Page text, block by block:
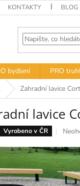
KONTAKTY BLOG
bydlení PRO
Zahradní lavice
lavice
Vyrobeno v ČR
je
0,0
z